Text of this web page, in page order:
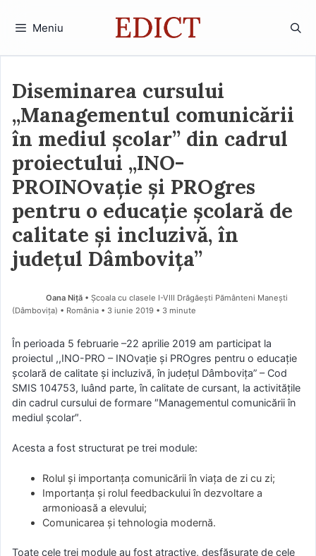
Meniu
Diseminarea cursului
„Managementul comunicării
în mediul școlar” din cadrul
proiectului „INO-
PROINOvație și PROgres
pentru o educație școlară de
calitate și incluzivă, în
județul Dâmbovița”
Oana Niţă • Școala cu clasele I-VIII Drăgăești Pământeni Manești
(Dâmboviţa) • România
3 iunie 2019 • 3 minute
În perioada 5 februarie –22 aprilie 2019 am participat la
proiectul ,,INO-PRO – INOvație și PROgres pentru o educație
școlară de calitate și incluzivă, în județul Dâmbovița” – Cod
SMIS 104753, luând parte, în calitate de cursant, la activitățile
din cadrul cursului de formare ″Managementul comunicării în
mediul școlar″.
Acesta a fost structurat pe trei module:
Rolul şi importanţa comunicării în viaţa de zi cu zi;
Importanţa şi rolul feedbackului în dezvoltare a
armonioasă a elevului;
Comunicarea şi tehnologia modernă.
Toate cele trei module au fost atractive, desfășurate de cele